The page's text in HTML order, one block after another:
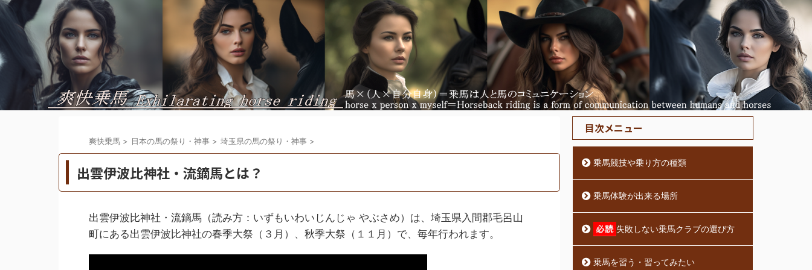
爽快乗馬 > 日本の馬の祭り・神事 > 埼玉県の馬の祭り・神事 >
出雲伊波比神社・流鏑馬とは？
出雲伊波比神社・流鏑馬（読み方：いずもいわいじんじゃ やぶさめ）は、埼玉県入間郡毛呂山
町にある出雲伊波比神社の春季大祭（３月）、秋季大祭（１１月）で、毎年行われます。
目次メニュー
乗馬競技や乗り方の種類
乗馬体験が出来る場所
失敗しない乗馬クラブの選び方
乗馬を習う・習ってみたい